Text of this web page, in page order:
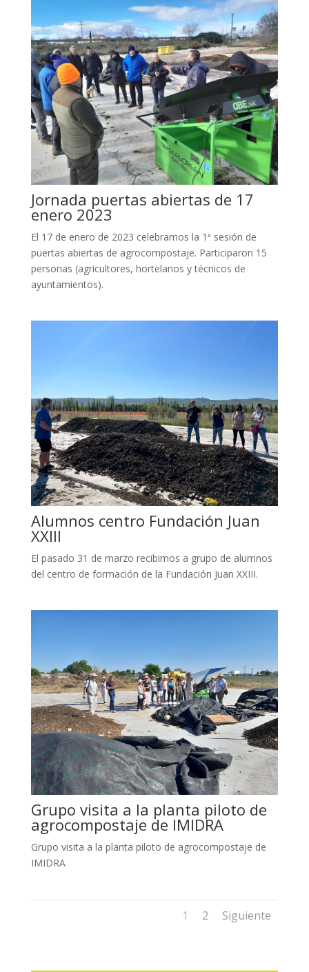
Jornada puertas abiertas de 17
enero 2023
El 17 de enero de 2023 celebramos la 1ª sesión de
puertas abiertas de agrocompostaje. Participaron 15
personas (agricultores, hortelanos y técnicos de
ayuntamientos).
Alumnos centro Fundación Juan
XXIII
El pasado 31 de marzo recibimos a grupo de alumnos
del centro de formación de la Fundación Juan XXIII.
Grupo visita a la planta piloto de
agrocompostaje de IMIDRA
Grupo visita a la planta piloto de agrocompostaje de
IMIDRA
1 2 Siguiente